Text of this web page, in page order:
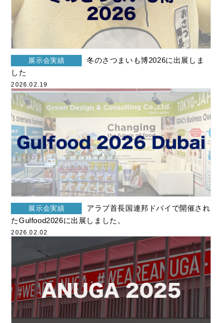
2024年2月
2023年12月
2023年10月
2023年9月
2023年8月
展示会実績
した
2026.02.19
展示会実績
たGulfood2026に出展しました。
2026.02.02